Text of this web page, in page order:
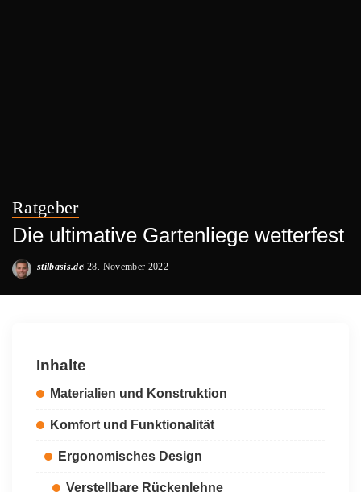
Ratgeber
Die ultimative Gartenliege wetterfest
Posted
stilbasis.de 28. November 2022
Inhalte
Materialien und Konstruktion
Komfort und Funktionalität
Ergonomisches Design
Verstellbare Rückenlehne